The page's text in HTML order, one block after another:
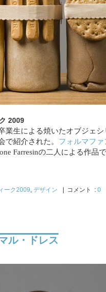
2009
業生による焼いたオブジェ
で紹介された。 フォルマファ
Farresinの二人による作品
ーク2009, デザイン | コメント : 0
ル・ドレス